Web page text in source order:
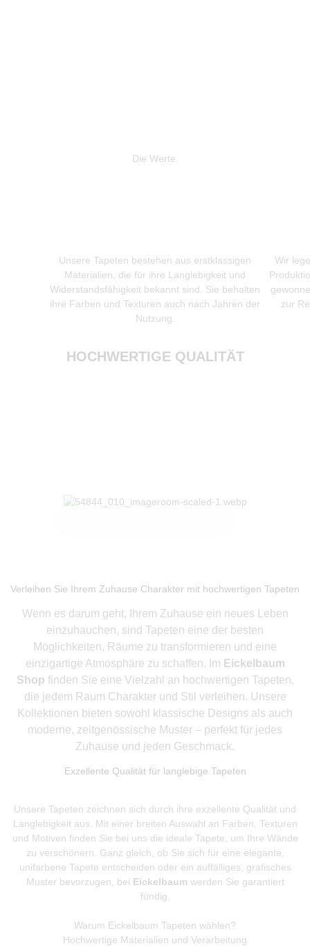
Die Werte.
Unsere Tapeten bestehen aus erstklassigen
Materialien, die für ihre Langlebigkeit und
Widerstandsfähigkeit bekannt sind. Sie behalten
ihre Farben und Texturen auch nach Jahren der
Nutzung.
HOCHWERTIGE QUALITÄT
Wir
zur
Verleihen Sie Ihrem Zuhause Charakter mit hochwertigen Tapeten
Wenn es darum geht, Ihrem Zuhause ein neues Leben
einzuhauchen, sind Tapeten eine der besten
Möglichkeiten, Räume zu transformieren und eine
einzigartige Atmosphäre zu schaffen. Im Eickelbaum
Shop finden Sie eine Vielzahl an hochwertigen Tapeten,
die jedem Raum Charakter und Stil verleihen. Unsere
Kollektionen bieten sowohl klassische Designs als auch
moderne, zeitgenössische Muster – perfekt für jedes
Zuhause und jeden Geschmack.
Exzellente Qualität für langlebige Tapeten
Unsere Tapeten zeichnen sich durch ihre exzellente Qualität und
Langlebigkeit aus. Mit einer breiten Auswahl an Farben, Texturen
und Motiven finden Sie bei uns die ideale Tapete, um Ihre Wände
zu verschönern. Ganz gleich, ob Sie sich für eine elegante,
unifarbene Tapete entscheiden oder ein auffälliges, grafisches
Muster bevorzugen, bei Eickelbaum werden Sie garantiert
fündig.
Warum Eickelbaum Tapeten wählen?
Hochwertige Materialien und Verarbeitung